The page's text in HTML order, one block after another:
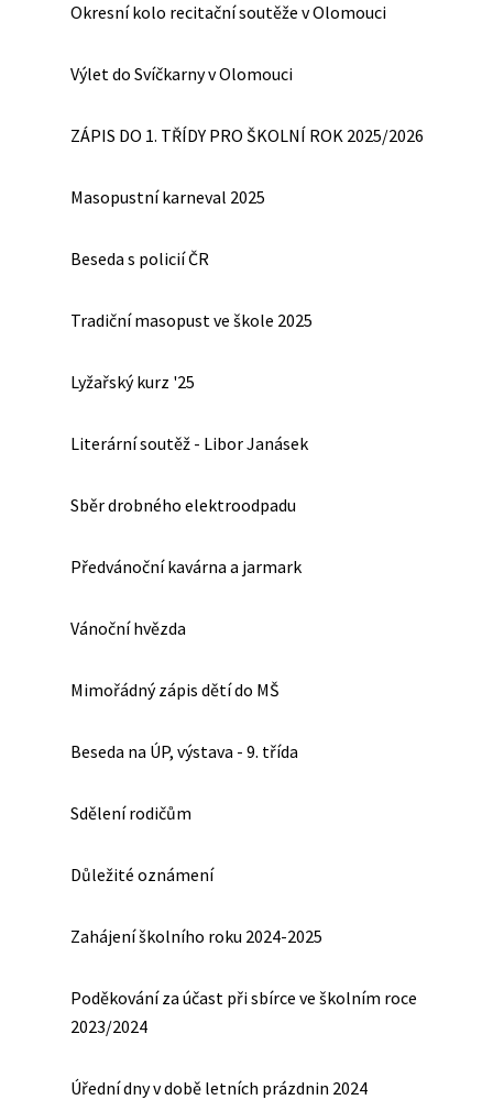
Okresní kolo recitační soutěže v Olomouci
Výlet do Svíčkarny v Olomouci
ZÁPIS DO 1. TŘÍDY PRO ŠKOLNÍ ROK 2025/2026
Masopustní karneval 2025
Beseda s policií ČR
Tradiční masopust ve škole 2025
Lyžařský kurz '25
Literární soutěž - Libor Janásek
Sběr drobného elektroodpadu
Předvánoční kavárna a jarmark
Vánoční hvězda
Mimořádný zápis dětí do MŠ
Beseda na ÚP, výstava - 9. třída
Sdělení rodičům
Důležité oznámení
Zahájení školního roku 2024-2025
Poděkování za účast při sbírce ve školním roce
2023/2024
Úřední dny v době letních prázdnin 2024